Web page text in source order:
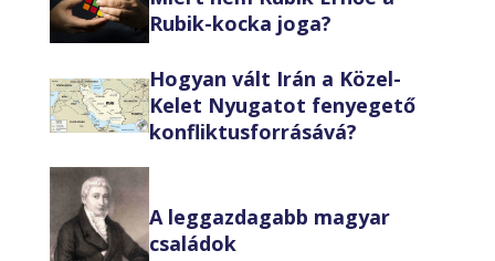
Rubik-kocka joga?
Hogyan vált Irán a Közel-
Kelet Nyugatot fenyegető
konfliktusforrásává?
A leggazdagabb magyar
családok